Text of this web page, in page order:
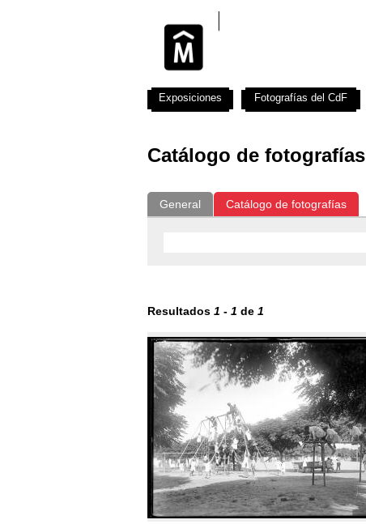
Catálogo de fotografías
General Catálogo de fotografías
Resultados 1 - 1 de 1
Exposiciones Fotografías del CdF